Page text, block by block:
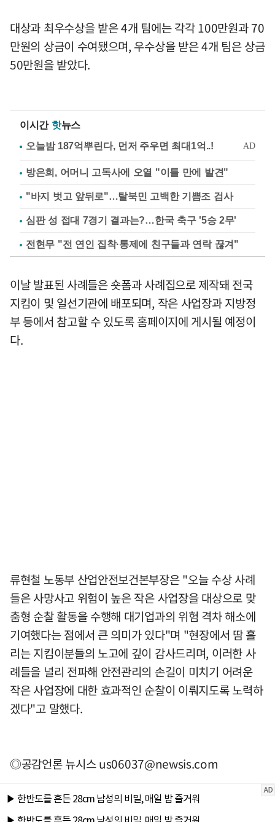
대상과 최우수상을 받은 4개 팀에는 각각 100만원과 70
만원의 상금이 수여됐으며, 우수상을 받은 4개 팀은 상금
50만원을 받았다.
이시간 핫뉴스
방은희, 어머니 고독사에 오열 "이틀 만에 발견"
"바지 벗고 앞뒤로"…탈북민 고백한 기쁨조 검사
심판 성 접대 7경기 결과는?…한국 축구 '5승 2무'
전현무 "전 연인 집착·통제에 친구들과 연락 끊겨"
이날 발표된 사례들은 숏폼과 사례집으로 제작돼 전국
지킴이 및 일선기관에 배포되며, 작은 사업장과 지방정
부 등에서 참고할 수 있도록 홈페이지에 게시될 예정이
다.
류현철 노동부 산업안전보건본부장은 "오늘 수상 사례
들은 사망사고 위험이 높은 작은 사업장을 대상으로 맞
춤형 순찰 활동을 수행해 대기업과의 위험 격차 해소에
기여했다는 점에서 큰 의미가 있다"며 "현장에서 땀 흘
리는 지킴이분들의 노고에 깊이 감사드리며, 이러한 사
례들을 널리 전파해 안전관리의 손길이 미치기 어려운
작은 사업장에 대한 효과적인 순찰이 이뤄지도록 노력하
겠다"고 말했다.
◎공감언론 뉴시스us06037@newsis.com